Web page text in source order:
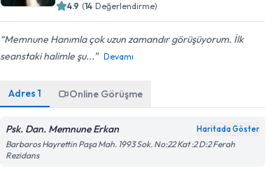
4.9 (14 Değerlendirme)
Memnune Hanımla çok uzun zamandır görüşüyorum. İlk
seanstaki halimle şu...
Devamı
Adres1 Online Görüşme
Psk. Dan. Memnune Erkan Haritada Göster
Barbaros Hayrettin Paşa Mah. 1993 Sok. No:22 Kat :2 D:2 Ferah
Rezidans